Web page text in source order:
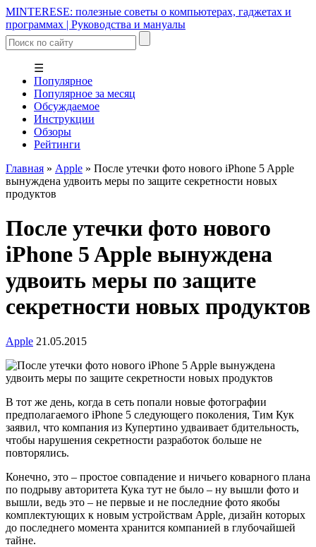
MINTERESE: полезные советы о компьютерах, гаджетах и
программах | Руководства и мануалы
☰
Популярное
Популярное за месяц
Обсуждаемое
Инструкции
Обзоры
Рейтинги
Главная » Apple » После утечки фото нового iPhone 5 Apple
вынуждена удвоить меры по защите секретности новых
продуктов
После утечки фото нового
iPhone 5 Apple вынуждена
удвоить меры по защите
секретности новых продуктов
Apple 21.05.2015
В тот же день, когда в сеть попали новые фотографии
предполагаемого iPhone 5 следующего поколения, Тим Кук
заявил, что компания из Купертино удваивает бдительность,
чтобы нарушения секретности разработок больше не
повторялись.
Конечно, это – простое совпадение и ничьего коварного плана
по подрыву авторитета Кука тут не было – ну вышли фото и
вышли, ведь это – не первые и не последние фото якобы
комплектующих к новым устройствам Apple, дизайн которых
до последнего момента хранится компанией в глубочайшей
тайне.